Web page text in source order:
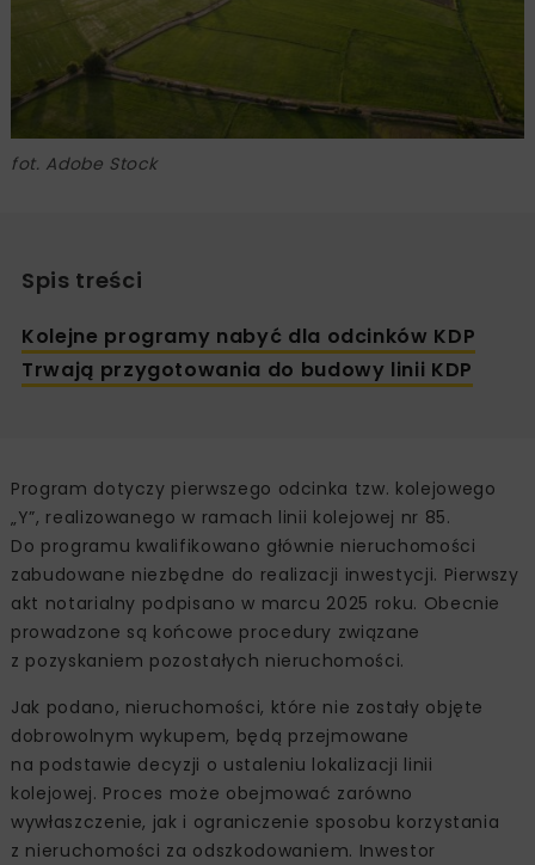
fot. Adobe Stock
Spis treści
Kolejne programy nabyć dla odcinków KDP
Trwają przygotowania do budowy linii KDP
Program dotyczy pierwszego odcinka tzw. kolejowego
„Y”, realizowanego w ramach linii kolejowej nr 85.
Do programu kwalifikowano głównie nieruchomości
zabudowane niezbędne do realizacji inwestycji. Pierwszy
akt notarialny podpisano w marcu 2025 roku. Obecnie
prowadzone są końcowe procedury związane
z pozyskaniem pozostałych nieruchomości.
Jak podano, nieruchomości, które nie zostały objęte
dobrowolnym wykupem, będą przejmowane
na podstawie decyzji o ustaleniu lokalizacji linii
kolejowej. Proces może obejmować zarówno
wywłaszczenie, jak i ograniczenie sposobu korzystania
z nieruchomości za odszkodowaniem. Inwestor